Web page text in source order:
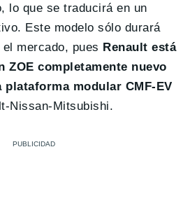
lo que se traducirá en un
Este modelo sólo durará
mercado, pues Renault está
ZOE completamente nuevo
plataforma modular CMF-EV
Nissan-Mitsubishi.